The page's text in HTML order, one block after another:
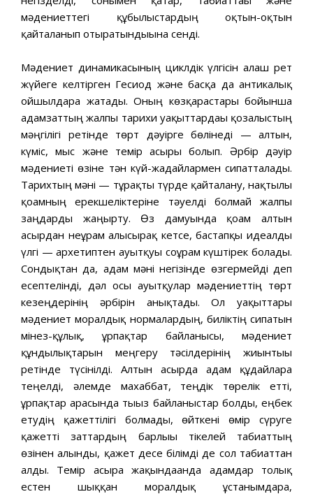
мәдениеттегі құбылыстардың оқтын-оқтын
қайталанып отыратындығына сенді.
Мәдениет динамикасының циклдік үлгісін алғаш рет
жүйеге келтірген Гесиод және басқа да антикалық
ойшылдарға жатады. Оның көзқарастары бойынша
адамзаттың жалпы тарихи уақыттардағы қозғалыстың
мәңгілігі ретінде төрт дәуірге бөлінеді — алтын,
күміс, мыс және темір ғасыры болып. Әрбір дәуір
мәдениеті өзіне тән күй-жағдайлармен сипатталады.
Тарихтың мәні — тұрақты түрде қайталану, нақтылы
қоғамның ерекшеліктеріне тәуелді болмай жалпы
заңдарды жаңғырту. Өз дамуында қоғам алтын
ғасырдан неғұрам алысырақ кетсе, бастапқы идеалды
үлгі — архетиптен ауытқуы соғұрам күштірек болады.
Сондықтан да, адам мәні негізінде өзгермейді деп
есептелінді, дәл осы ауытқулар мәдениеттің төрт
кезеңдерінің әрбірін анықтады. Ол уақыттары
мәдениет моралдық нормалардың, биліктің сипатын
мінез-құлық, ұрпақтар байланысы, мәдениет
құндылықтарын меңгеру тәсілдерінің жиынтығы
ретінде түсінілді. Алтын ғасырда адам құдайларға
теңелді, әлемде махаббат, теңдік төрелік етті,
ұрпақтар арасында тығыз байланыстар болды, еңбек
етудің қажеттілігі болмады, өйткені өмір сүруге
қажетті заттардың барлығы тікелей табиғаттың
өзінен алынды, қажет десе білімді де сол табиғаттан
алды. Темір ғасырға жақындағанда адамдар толық
естен шыққан моралдық ұстанымдарға,